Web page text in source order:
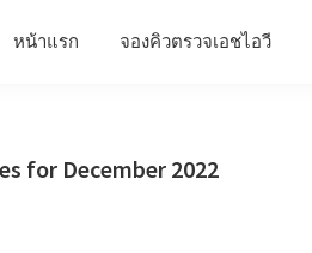
หน้าแรก จองคิวตรวจเอชไอวี
for December 2022